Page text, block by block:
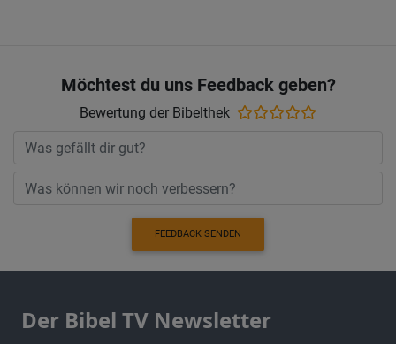
Möchtest du uns Feedback geben?
Bewertung der Bibelthek
FEEDBACK SENDEN
Der Bibel TV Newsletter